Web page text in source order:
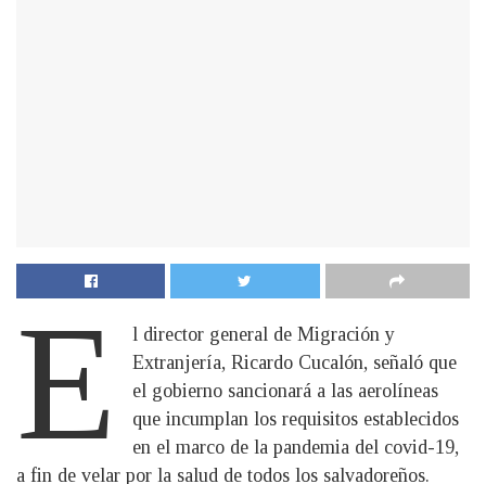
E
l director general de Migración y
Extranjería, Ricardo Cucalón, señaló que
el gobierno sancionará a las aerolíneas
que incumplan los requisitos establecidos
en el marco de la pandemia del covid-19,
a fin de velar por la salud de todos los salvadoreños.